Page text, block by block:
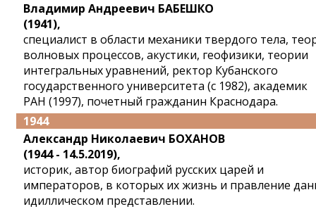
Владимир Андреевич БАБЕШКО
(1941),
специалист в области механики твердого тела,
волновых процессов, акустики, геофизики, теории
интегральных уравнений, ректор Кубанского
государственного университета (с 1982), академик
РАН (1997), почетный гражданин Краснодара.
1944
Александр Николаевич БОХАНОВ
(1944 - 14.5.2019),
историк, автор биографий русских царей и
императоров, в которых их жизнь и правление
идиллическом представлении.